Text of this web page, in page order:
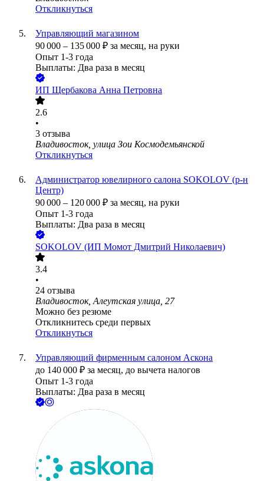
Откликнуться
Управляющий магазином
90 000 – 135 000 ₽ за месяц, на руки
Опыт 1-3 года
Выплаты: Два раза в месяц
ИП Щербакова Анна Петровна
2.6
•
3 отзыва
Владивосток, улица Зои Космодемьянской
Откликнуться
Администратор ювелирного салона SOKOLOV (р-н
Центр)
90 000 – 120 000 ₽ за месяц, на руки
Опыт 1-3 года
Выплаты: Два раза в месяц
SOKOLOV (ИП Момот Дмитрий Николаевич)
3.4
•
24 отзыва
Владивосток, Алеутская улица, 27
Можно без резюме
Откликнитесь среди первых
Откликнуться
Управляющий фирменным салоном Аскона
до 140 000 ₽ за месяц, до вычета налогов
Опыт 1-3 года
Выплаты: Два раза в месяц